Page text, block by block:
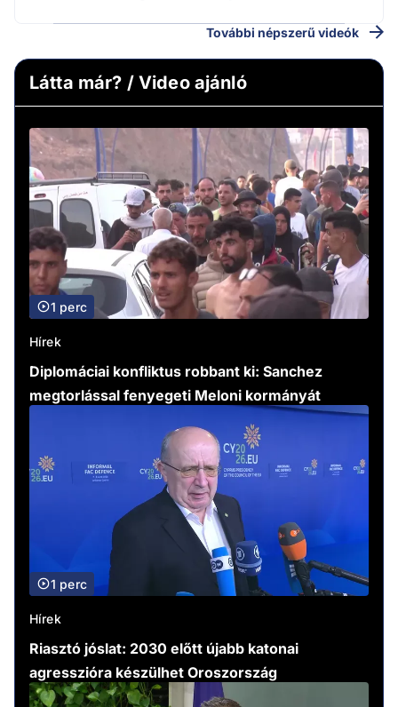
További népszerű videók
Látta már? / Video ajánló
1 perc
Hírek
Diplomáciai konfliktus robbant ki: Sanchez
megtorlással fenyegeti Meloni kormányát
1 perc
Hírek
Riasztó jóslat: 2030 előtt újabb katonai
agresszióra készülhet Oroszország